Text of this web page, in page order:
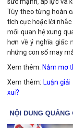
Tùy theo từng hoàn
tích cực hoặc lời
mối quan hệ xung
hơn về ý nghĩa giấc
những con số may
Xem thêm: Nằm mơ
Xem thêm: Luận
xui?